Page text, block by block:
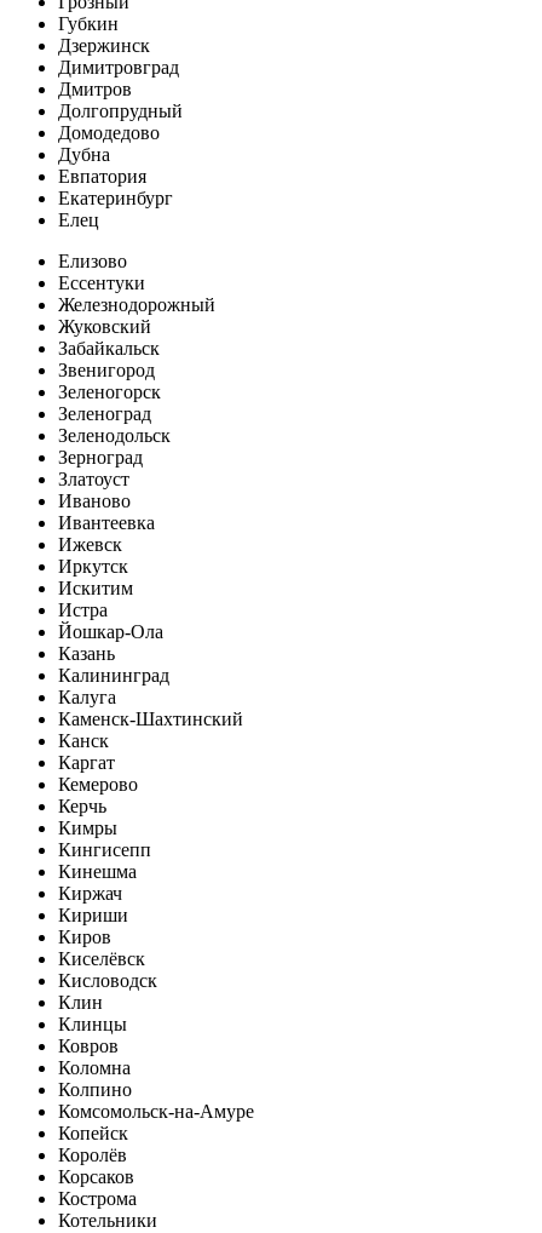
Губкин
Дзержинск
Димитровград
Дмитров
Долгопрудный
Домодедово
Дубна
Евпатория
Екатеринбург
Елец
Елизово
Ессентуки
Железнодорожный
Жуковский
Забайкальск
Звенигород
Зеленогорск
Зеленоград
Зеленодольск
Зерноград
Златоуст
Иваново
Ивантеевка
Ижевск
Иркутск
Искитим
Истра
Йошкар-Ола
Казань
Калининград
Калуга
Каменск-Шахтинский
Канск
Каргат
Кемерово
Керчь
Кимры
Кингисепп
Кинешма
Киржач
Кириши
Киров
Киселёвск
Кисловодск
Клин
Клинцы
Ковров
Коломна
Колпино
Комсомольск-на-Амуре
Копейск
Королёв
Корсаков
Кострома
Котельники